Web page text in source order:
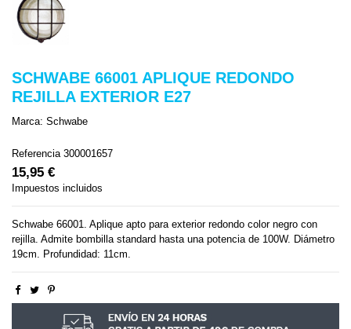
SCHWABE 66001 APLIQUE REDONDO
REJILLA EXTERIOR E27
Marca: Schwabe
Referencia 300001657
15,95 €
Impuestos incluidos
Schwabe 66001. Aplique apto para exterior redondo color negro con
rejilla. Admite bombilla standard hasta una potencia de 100W. Diámetro
19cm. Profundidad: 11cm.